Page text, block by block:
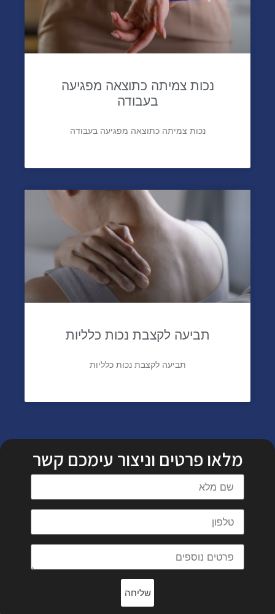
נכות צמיתה כתוצאה מפגיעה
בעבודה
נכות צמיתה כתוצאה מפגיעה בעבודה
תביעה לקצבת נכות כלליות
תביעה לקצבת נכות כלליות
מלאו פרטים וניצור עימכם קשר
שליחה